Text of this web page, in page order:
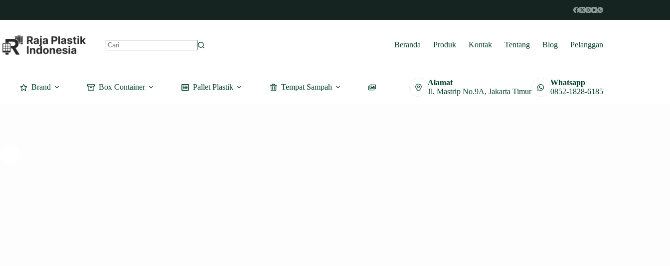
content
Beranda Produk Kontak Tentang Blog Pelanggan
Brand Box Container Pallet Plastik Tempat Sampah
Alamat
Jl. Mastrip No.9A, Jakarta Timur
Whatsapp
0852-1828-6185